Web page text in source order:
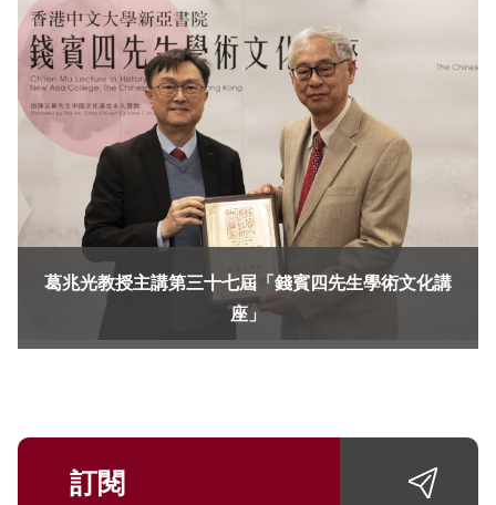
葛兆光教授主講第三十七屆「錢賓四先生學術文化講
座」
訂閱